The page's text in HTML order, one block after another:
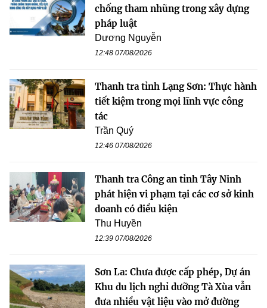
chống tham nhũng trong xây dựng
pháp luật
Dương Nguyễn
12:48 07/08/2026
Thanh tra tỉnh Lạng Sơn: Thực hành
tiết kiệm trong mọi lĩnh vực công
tác
Trần Quý
12:46 07/08/2026
Thanh tra Công an tỉnh Tây Ninh
phát hiện vi phạm tại các cơ sở kinh
doanh có điều kiện
Thu Huyền
12:39 07/08/2026
Sơn La: Chưa được cấp phép, Dự án
Khu du lịch nghỉ dưỡng Tà Xùa vẫn
đưa nhiều vật liệu vào mở đường